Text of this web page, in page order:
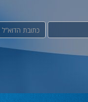
דוא"ל